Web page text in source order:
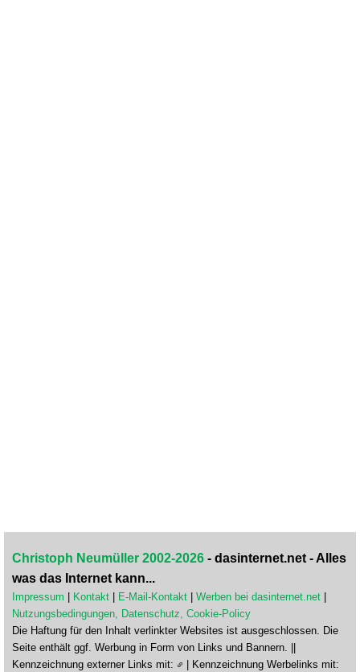
Christoph Neumüller 2002-2026 - dasinternet.net - Alles
was das Internet kann...
Impressum Kontakt E-Mail-Kontakt Werben bei dasinternet.net
Nutzungsbedingungen, Datenschutz, Cookie-Policy
Die Haftung für den Inhalt verlinkter Websites ist ausgeschlossen. Die
Seite enthält ggf. Werbung in Form von Links und Bannern. ||
Kennzeichnung externer Links mit:
| Kennzeichnung Werbelinks mit: